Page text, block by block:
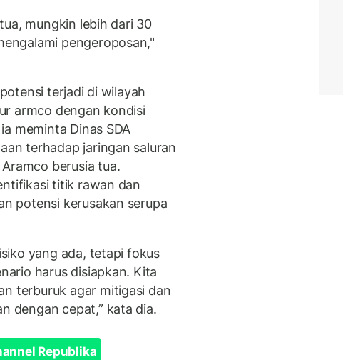
mungkin lebih dari 30
pengeroposan,"
terjadi di wilayah
armco dengan kondisi
meminta Dinas SDA
terhadap jaringan saluran
berusia tua.
titik rawan dan
potensi kerusakan serupa
yang ada, tetapi fokus
harus disiapkan. Kita
terburuk agar mitigasi dan
dengan cepat,” kata dia.
Republika